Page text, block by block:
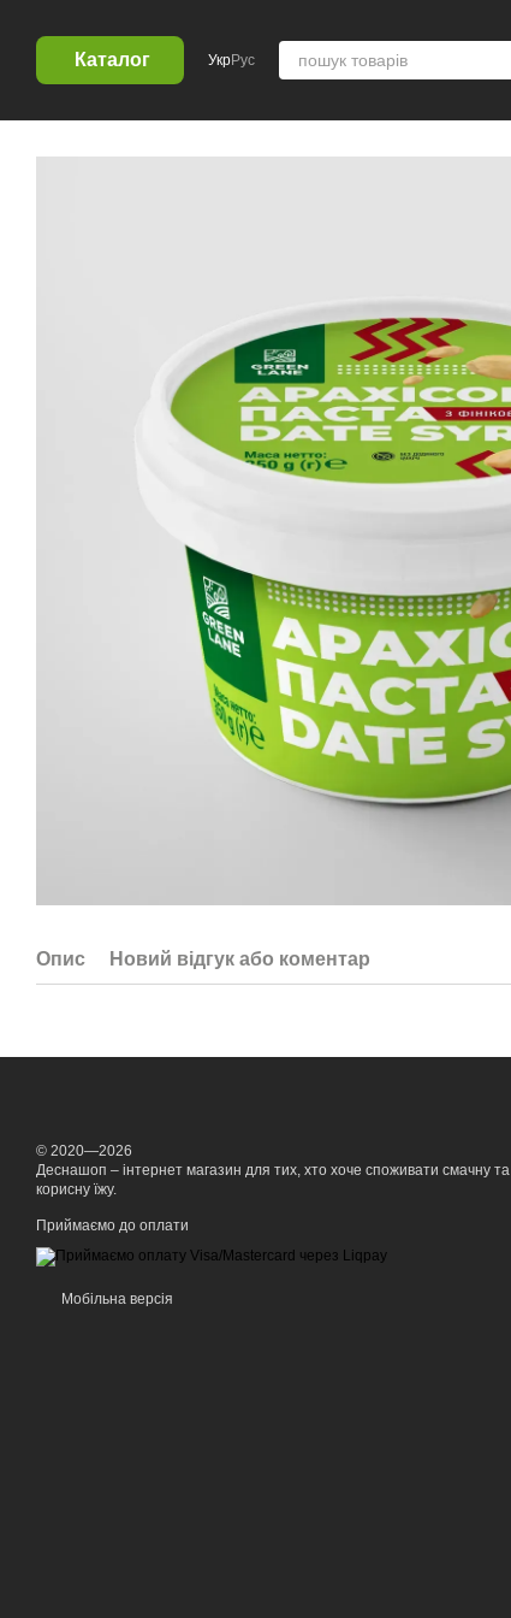
Каталог УкрРус
Опис Новий відгук або коментар
© 2020—2026
Деснашоп – інтернет магазин для тих, хто хоче споживати смачну та
корисну їжу.
Приймаємо до оплати
Мобільна версія